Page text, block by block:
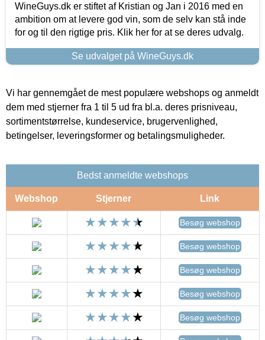
WineGuys.dk er stiftet af Kristian og Jan i 2016 med en
ambition om at levere god vin, som de selv kan stå inde
for og til den rigtige pris. Klik her for at se deres udvalg.
Se udvalget på WineGuys.dk
Vi har gennemgået de mest populære webshops og anmeldt
dem med stjerner fra 1 til 5 ud fra bl.a. deres prisniveau,
sortimentstørrelse, kundeservice, brugervenlighed,
betingelser, leveringsformer og betalingsmuligheder.
Bedst anmeldte webshops
Webshop Stjerner Link
Besøg webshop
Besøg webshop
Besøg webshop
Besøg webshop
Besøg webshop